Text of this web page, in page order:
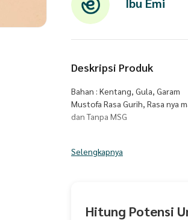
Ibu Emi
Deskripsi Produk
Bahan : Kentang, Gula, Garam
Mustofa Rasa Gurih, Rasa nya
dan Tanpa MSG
No. PIRT : 5.15.3207.02.0824-25
Selengkapnya
Hitung Potensi